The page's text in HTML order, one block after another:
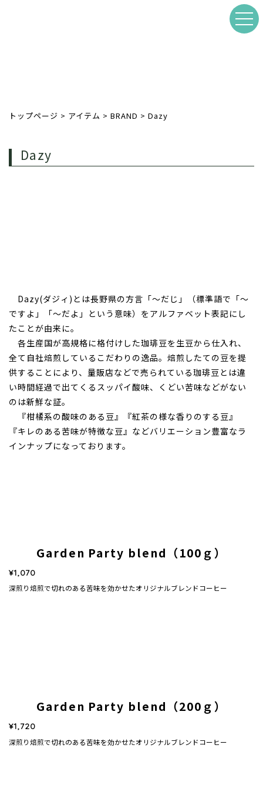
トップページ > アイテム > BRAND > Dazy
Dazy
Dazy(ダジィ)とは長野県の方言「～だじ」（標準語で「～
ですよ」「～だよ」という意味）をアルファベット表記にし
たことが由来に。
各生産国が高規格に格付けした珈琲豆を生豆から仕入れ、
全て自社焙煎しているこだわりの逸品。焙煎したての豆を提
供することにより、量販店などで売られている珈琲豆とは違
い時間経過で出てくるスッパイ酸味、くどい苦味などがない
のは新鮮な証。
『柑橘系の酸味のある豆』『紅茶の様な香りのする豆』
『キレのある苦味が特徴な豆』などバリエーション豊富なラ
インナップになっております。
Garden Party blend（100ｇ）
¥1,070
深煎り焙煎で切れのある苦味を効かせたオリジナルブレンドコーヒー
Garden Party blend（200ｇ）
¥1,720
深煎り焙煎で切れのある苦味を効かせたオリジナルブレンドコーヒー